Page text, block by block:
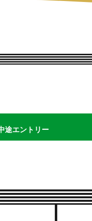
途エントリー